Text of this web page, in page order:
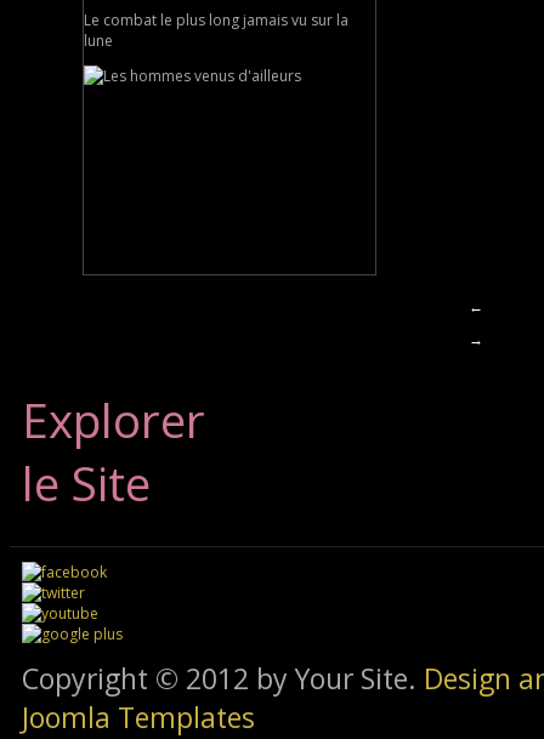
Le combat le plus long jamais vu sur la
lune
←
→
Explorer
le Site
Copyright © 2012 by Your Site. Design
Joomla Templates